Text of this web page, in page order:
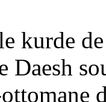
kurde
Daesh